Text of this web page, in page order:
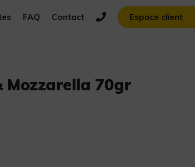
FAQ Contact Espace client
Mozzarella 70gr